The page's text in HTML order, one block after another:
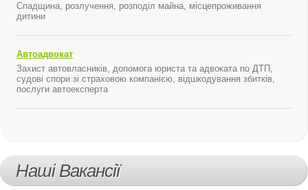
Спадщина, розлучення, розподіл майна, місцепроживання
дитини
Автоадвокат
Захист автовласників, допомога юриста та адвоката по ДТП,
судові спори зі страховою компанією, відшкодування збитків,
послуги автоексперта
Наші Вакансії